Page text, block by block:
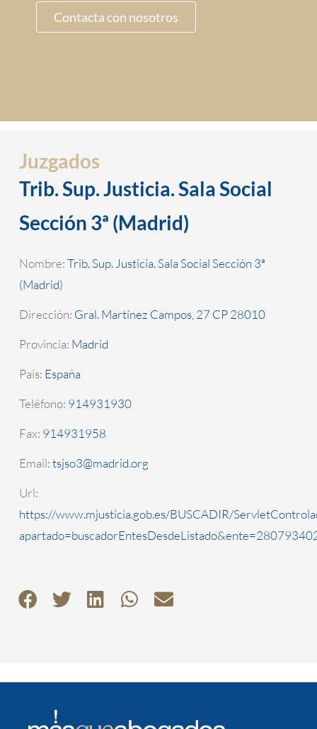
Contacta con nosotros
Juzgados
Trib. Sup. Justicia. Sala Social
Sección 3ª (Madrid)
Nombre:Trib. Sup. Justicia. Sala Social Sección 3ª
(Madrid)
Dirección: Gral. Martínez Campos, 27 CP 28010
Provincia: Madrid
País: España
Teléfono: 914931930
Fax: 914931958
Email:tsjso3@madrid.org
Url:
https://www.mjusticia.gob.es/BUSCADIR/